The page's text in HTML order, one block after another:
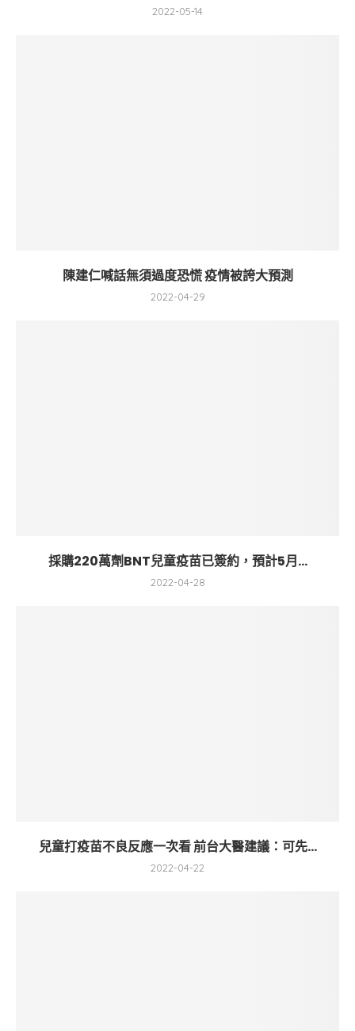
2022-05-14
陳建仁喊話無須過度恐慌 疫情被誇大預測
2022-04-29
採購220萬劑BNT兒童疫苗已簽約，預計5月...
2022-04-28
兒童打疫苗不良反應一次看 前台大醫建議：可先...
2022-04-22